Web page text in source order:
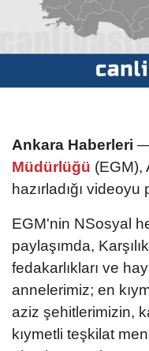
Ankara Haberleri
Müdürlüğü (EGM),
hazırladığı videoyu
EGM'nin NSosyal
paylaşımda,
fedakarlıkları ve
annelerimiz; en
aziz şehitlerimizin,
kıymetli teşkilat